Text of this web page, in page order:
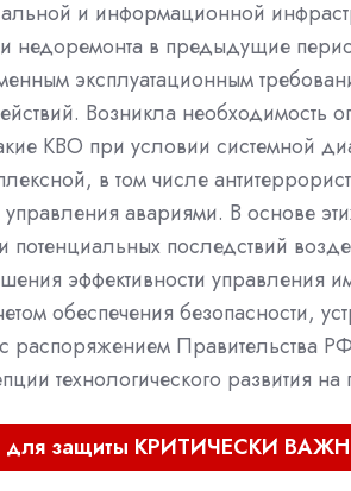
и информационной
недоремонта в предыдущие
эксплуатационным
Возникла необходимость
КВО при условии системной
в том числе
управления авариями. В основе
потенциальных последствий
эффективности управления
обеспечения безопасности,
с распоряжением Правительства
технологического развития
для защиты КРИТИЧЕСКИ